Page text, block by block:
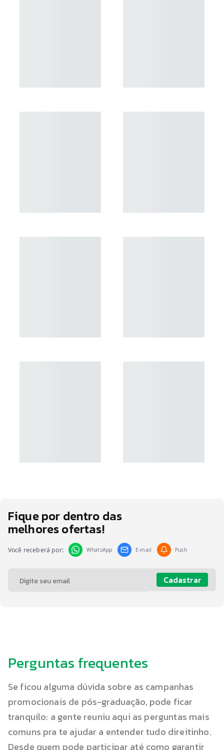
Fique por dentro das
melhores ofertas!
Você receberá por: WhatsApp E-mail Push
Cadastrar
Perguntas frequentes
Se ficou alguma dúvida sobre as campanhas
promocionais de pós-graduação, pode ficar
tranquilo: a gente reuniu aqui as perguntas mais
comuns pra te ajudar a entender tudo direitinho.
Desde quem pode participar até como garantir